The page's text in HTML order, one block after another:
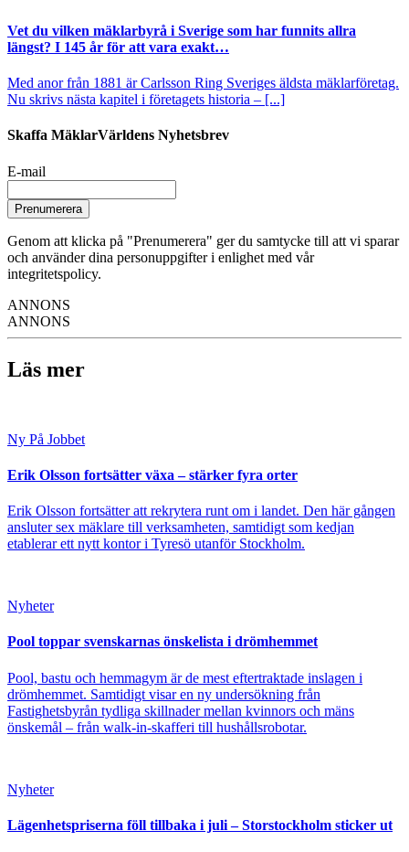
Vet du vilken mäklarbyrå i Sverige som har funnits allra
längst? I 145 år för att vara exakt…
Med anor från 1881 är Carlsson Ring Sveriges äldsta mäklarföretag.
Nu skrivs nästa kapitel i företagets historia – [...]
Skaffa MäklarVärldens Nyhetsbrev
E-mail
Prenumerera
Genom att klicka på "Prenumerera" ger du samtycke till att vi sparar
och använder dina personuppgifter i enlighet med vår
integritetspolicy.
ANNONS
ANNONS
Läs mer
Ny På Jobbet
Erik Olsson fortsätter växa – stärker fyra orter
Erik Olsson fortsätter att rekrytera runt om i landet. Den här gången
ansluter sex mäklare till verksamheten, samtidigt som kedjan
etablerar ett nytt kontor i Tyresö utanför Stockholm.
Nyheter
Pool toppar svenskarnas önskelista i drömhemmet
Pool, bastu och hemmagym är de mest eftertraktade inslagen i
drömhemmet. Samtidigt visar en ny undersökning från
Fastighetsbyrån tydliga skillnader mellan kvinnors och mäns
önskemål – från walk-in-skafferi till hushållsrobotar.
Nyheter
Lägenhetspriserna föll tillbaka i juli – Storstockholm sticker ut